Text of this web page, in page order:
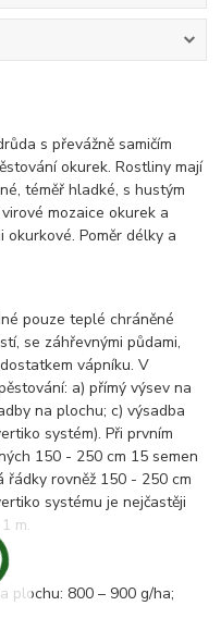
s převážně samičím
okurek. Rostliny mají
téměř hladké, s hustým
mozaice okurek a
Poměr délky a
pouze teplé chráněné
se záhřevnými půdami,
vápníku. V
a) přímý výsev na
na plochu; c) výsadba
systém). Při prvním
150 - 250 cm 15 semen
řádky rovněž 150 - 250 cm
systému je nejčastěji
m.
plochu: 800 – 900 g/ha;